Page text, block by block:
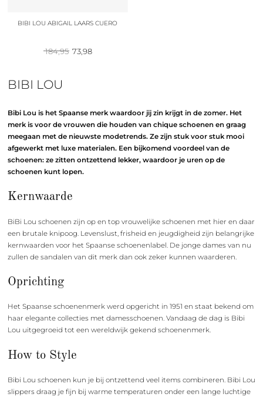
BIBI LOU ABIGAIL LAARS CUERO
184,95 Oorspronkelijke
prijs
73,98Huidige
BIBI LOU
Bibi Lou is het Spaanse merk waardoor jij zin krijgt in de zomer. Het
merk is voor de vrouwen die houden van chique schoenen en graag
meegaan met de nieuwste modetrends. Ze zijn stuk voor stuk mooi
afgewerkt met luxe materialen. Een bijkomend voordeel van de
schoenen: ze zitten ontzettend lekker, waardoor je uren op de
schoenen kunt lopen.
Kernwaarde
BiBi Lou schoenen zijn op en top vrouwelijke schoenen met hier en daar
een brutale knipoog. Levenslust, frisheid en jeugdigheid zijn belangrijke
kernwaarden voor het Spaanse schoenenlabel. De jonge dames van nu
zullen de sandalen van dit merk dan ook zeker kunnen waarderen.
Oprichting
Het Spaanse schoenenmerk werd opgericht in 1951 en staat bekend om
haar elegante collecties met damesschoenen. Vandaag de dag is Bibi
Lou uitgegroeid tot een wereldwijk gekend schoenenmerk.
How to Style
Bibi Lou schoenen kun je bij ontzettend veel items combineren. Bibi Lou
slippers draag je fijn bij warme temperaturen onder een lange luchtige